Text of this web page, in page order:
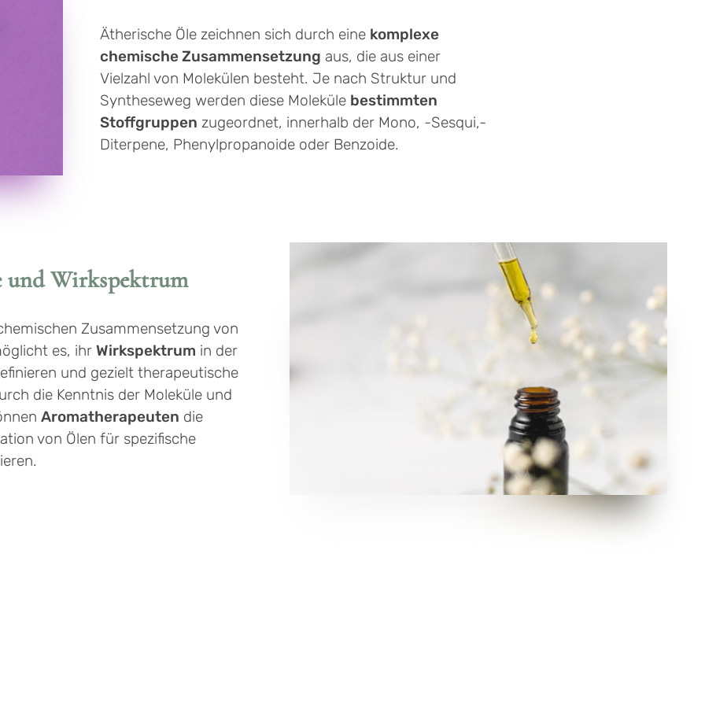
Ätherische Öle zeichnen sich durch eine komplexe
chemische Zusammensetzung aus, die aus einer
Vielzahl von Molekülen besteht. Je nach Struktur und
Syntheseweg werden diese Moleküle bestimmten
Stoffgruppen zugeordnet, innerhalb der Mono, -Sesqui,-
Diterpene, Phenylpropanoide oder Benzoide.
und Wirkspektrum
Zusammensetzung von
es, ihr Wirkspektrum in der
und gezielt therapeutische
die Kenntnis der Moleküle und
Aromatherapeuten die
von Ölen für spezifische